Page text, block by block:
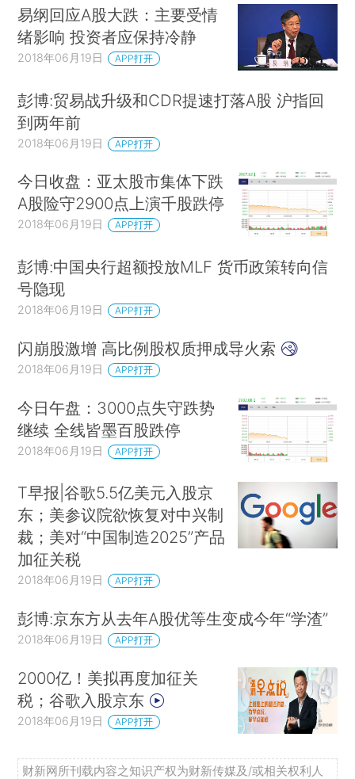
易纲回应A股大跌：主要受情
绪影响 投资者应保持冷静
2018年06月19日 APP打开
彭博:贸易战升级和CDR提速打落A股 沪指回
到两年前
2018年06月19日 APP打开
今日收盘：亚太股市集体下跌
A股险守2900点上演千股跌停
2018年06月19日 APP打开
彭博:中国央行超额投放MLF 货币政策转向信
号隐现
2018年06月19日 APP打开
闪崩股激增 高比例股权质押成导火索
2018年06月19日 APP打开
今日午盘：3000点失守跌势
继续 全线皆墨百股跌停
2018年06月19日 APP打开
T早报|谷歌5.5亿美元入股京
东；美参议院欲恢复对中兴制
裁；美对“中国制造2025”产品
加征关税
2018年06月19日 APP打开
彭博:京东方从去年A股优等生变成今年“学渣”
2018年06月19日 APP打开
2000亿！美拟再度加征关
税；谷歌入股京东
2018年06月19日 APP打开
财新网所刊载内容之知识产权为财新传媒及/或相关权利人